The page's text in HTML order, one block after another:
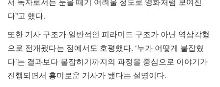
다”고 했다.
또한 기사 구조가 일반적인 피라미드 구조가 아닌 역삼각형
으로 전개됐다는 점에서도 호평했다. ‘누가 어떻게 붙잡혔
다’는 결과보다 붙잡히기까지의 과정을 중심으로 이야기가
진행되면서 흥미로운 기사가 됐다는 설명이다.